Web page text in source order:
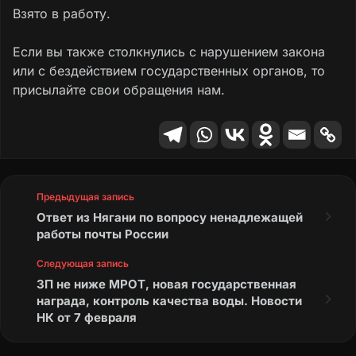
Взято в работу.
Если вы также столкнулись с нарушением закона
или с бездействием государственных органов, то
присылайте свои обращения нам.
Предыдущая запись
Ответ из Нягани по вопросу ненадлежащей
работы почты России
Следующая запись
ЗП не ниже МРОТ, новая государственная
награда, контроль качества воды. Новости
НК от 7 февраля